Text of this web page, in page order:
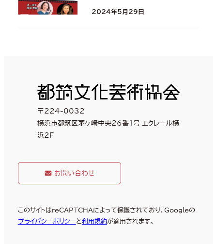
2024年5月29日
〒224-0032
横浜市都筑区茅ケ崎中央26番1号 エクレール横
浜2F
お問い合わせ
このサイトはreCAPTCHAによって保護されており、Googleの
プライバシーポリシーと利用規約が適用されます。